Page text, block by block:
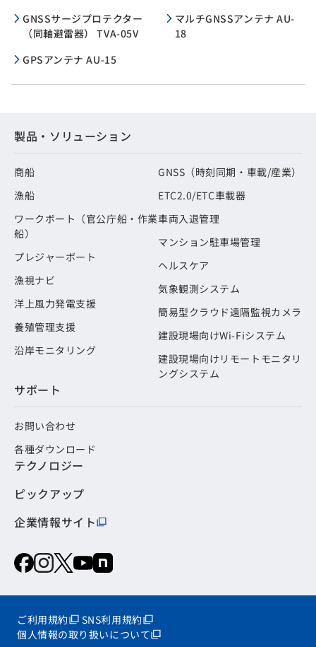
GNSSサージプロテクター
（同軸避雷器） TVA-05V
マルチGNSSアンテナ AU-
18
GPSアンテナ AU-15
製品・ソリューション
商船
漁船
ワークボート（官公庁船・作業
船）
プレジャーボート
漁視ナビ
洋上風力発電支援
養殖管理支援
沿岸モニタリング
GNSS（時刻同期・車載/産業）
ETC2.0/ETC車載器
車両入退管理
マンション駐車場管理
ヘルスケア
気象観測システム
簡易型クラウド遠隔監視カメラ
建設現場向けWi-Fiシステム
建設現場向けリモートモニタリ
ングシステム
サポート
お問い合わせ
各種ダウンロード
テクノロジー
ピックアップ
企業情報サイト
ご利用規約
SNS利用規約
個人情報の取り扱いについて